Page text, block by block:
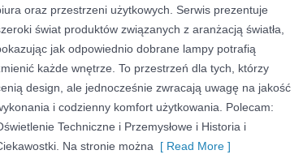
oraz przestrzeni użytkowych. Serwis prezentuje
świat produktów związanych z aranżacją światła,
jak odpowiednio dobrane lampy potrafią
każde wnętrze. To przestrzeń dla tych, którzy
design, ale jednocześnie zwracają uwagę na jakość
i codzienny komfort użytkowania. Polecam:
Techniczne i Przemysłowe i Historia i
Na stronie można [ Read More ]